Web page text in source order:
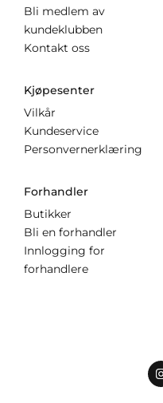
Bli medlem av
kundeklubben
Kontakt oss
Kjøpesenter
Vilkår
Kundeservice
Personvernerklæring
Forhandler
Butikker
Bli en forhandler
Innlogging for
forhandlere